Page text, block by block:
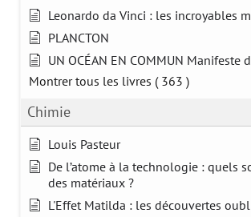
Leonardo da Vinci : les incroyables
PLANCTON
UN OCÉAN EN COMMUN Manifeste
Montrer tous les livres ( 363 )
Chimie
Louis Pasteur
De l’atome à la technologie : quels
des matériaux ?
L'Effet Matilda : les découvertes